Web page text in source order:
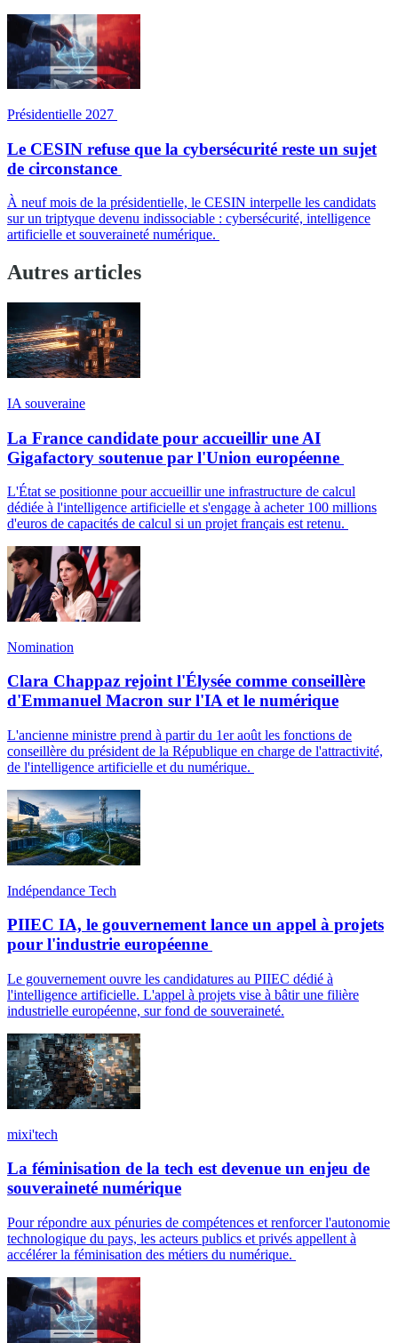
Présidentielle 2027
Le CESIN refuse que la cybersécurité reste un sujet
de circonstance
À neuf mois de la présidentielle, le CESIN interpelle les candidats
sur un triptyque devenu indissociable : cybersécurité, intelligence
artificielle et souveraineté numérique.
Autres articles
IA souveraine
La France candidate pour accueillir une AI
Gigafactory soutenue par l'Union européenne
L'État se positionne pour accueillir une infrastructure de calcul
dédiée à l'intelligence artificielle et s'engage à acheter 100 millions
d'euros de capacités de calcul si un projet français est retenu.
Nomination
Clara Chappaz rejoint l'Élysée comme conseillère
d'Emmanuel Macron sur l'IA et le numérique
L'ancienne ministre prend à partir du 1er août les fonctions de
conseillère du président de la République en charge de l'attractivité,
de l'intelligence artificielle et du numérique.
Indépendance Tech
PIIEC IA, le gouvernement lance un appel à projets
pour l'industrie européenne
Le gouvernement ouvre les candidatures au PIIEC dédié à
l'intelligence artificielle. L'appel à projets vise à bâtir une filière
industrielle européenne, sur fond de souveraineté.
mixi'tech
La féminisation de la tech est devenue un enjeu de
souveraineté numérique
Pour répondre aux pénuries de compétences et renforcer l'autonomie
technologique du pays, les acteurs publics et privés appellent à
accélérer la féminisation des métiers du numérique.